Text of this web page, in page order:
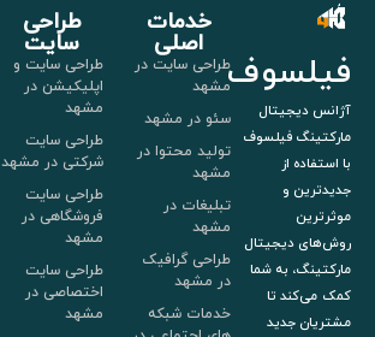
فیلسوف
آژانس دیجیتال
مارکتینگ فیلسوف
با استفاده از
جدیدترین و
موثرترین
روش‌های دیجیتال
مارکتینگ، به شما
کمک می‌کند تا
مشتریان جدید
خدمات
اصلی
طراحی سایت در
مشهد
سئو در مشهد
تولید محتوا در
مشهد
تبلیغات در
مشهد
طراحی گرافیک
در مشهد
خدمات شبکه
طراحی
سایت
طراحی سایت و
اپلیکیشن در
مشهد
طراحی سایت
شرکتی در مشهد
طراحی سایت
فروشگاهی در
مشهد
طراحی سایت
اختصاصی در
مشهد